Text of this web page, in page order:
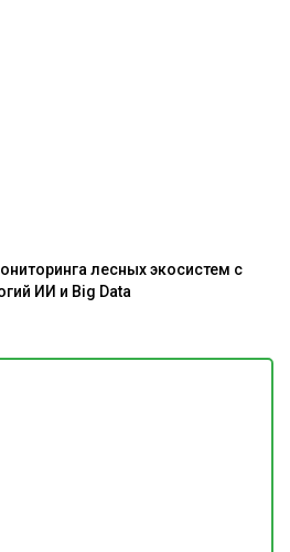
лесных экосистем с
ИИ и Big Data